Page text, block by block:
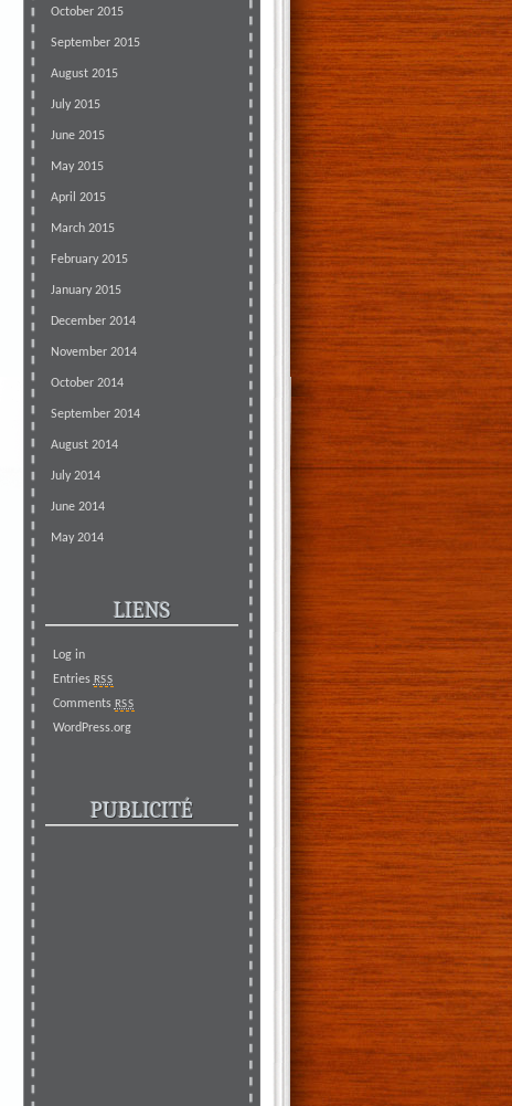
October 2015
September 2015
August 2015
July 2015
June 2015
May 2015
April 2015
March 2015
February 2015
January 2015
December 2014
November 2014
October 2014
September 2014
August 2014
July 2014
June 2014
May 2014
LIENS
Log in
Entries RSS
Comments RSS
WordPress.org
PUBLICITÉ